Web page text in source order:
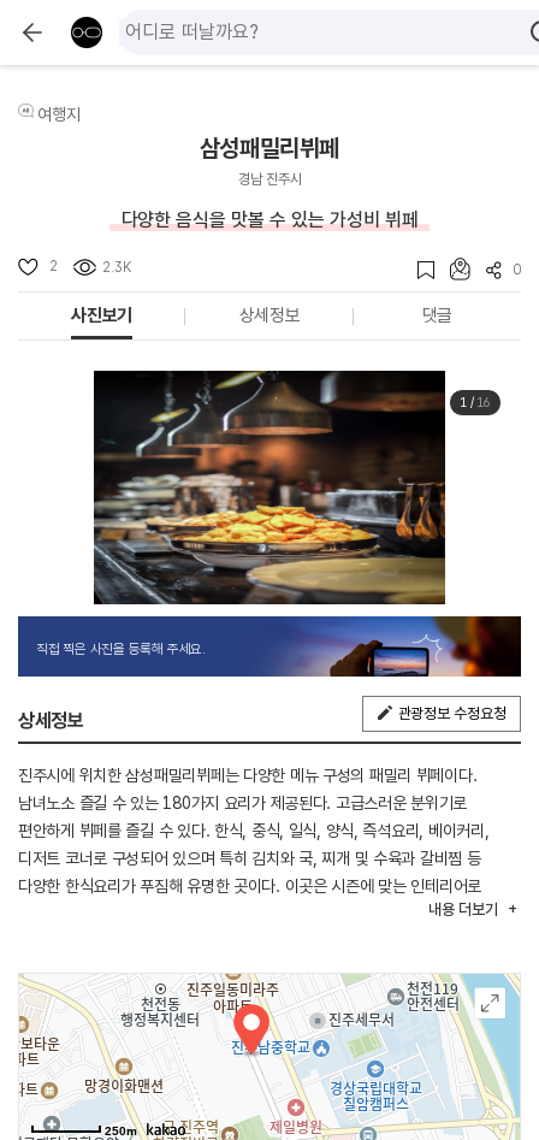
여행지
삼성패밀리뷔페
경남 진주시
다양한 음식을 맛볼 수 있는 가성비 뷔페
2 2.3K 0
사진보기 상세정보 댓글
1/ 16
직접 찍은 사진을 등록해 주세요.
상세정보 관광정보 수정요청
진주시에 위치한 삼성패밀리뷔페는 다양한 메뉴 구성의 패밀리 뷔페이다.
남녀노소 즐길 수 있는 180가지 요리가 제공된다. 고급스러운 분위기로
편안하게 뷔페를 즐길 수 있다. 한식, 중식, 일식, 양식, 즉석요리, 베이커리,
디저트 코너로 구성되어 있으며 특히 김치와 국, 찌개 및 수육과 갈비찜 등
다양한 한식요리가 푸짐해 유명한 곳이다. 이곳은 시즌에 맞는 인테리어로
다양한 이벤트를 즐길 수 있어 인기가 좋다. 좌석 500석의 규모로 가족 식사 및
내용 더보기
250m